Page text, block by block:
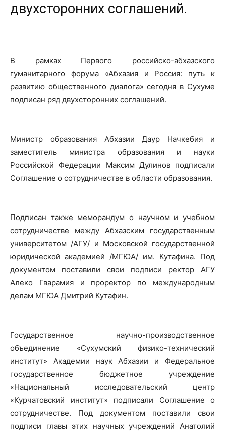
двухсторонних соглашений.
В рамках Первого российско-абхазского
гуманитарного форума «Абхазия и Россия: путь к
развитию общественного диалога» сегодня в Сухуме
подписан ряд двухсторонних соглашений.
Министр образования Абхазии Даур Начкебия и
заместитель министра образования и науки
Российской Федерации Максим Дулинов подписали
Соглашение о сотрудничестве в области образования.
Подписан также меморандум о научном и учебном
сотрудничестве между Абхазским государственным
университетом /АГУ/ и Московской государственной
юридической академией /МГЮА/ им. Кутафина. Под
документом поставили свои подписи ректор АГУ
Алеко Гварамия и проректор по международным
делам МГЮА Дмитрий Кутафин.
Государственное научно-производственное
объединение «Сухумский физико-технический
институт» Академии наук Абхазии и Федеральное
государственное бюджетное учреждение
«Национальный исследовательский центр
«Курчатовский институт» подписали Соглашение о
сотрудничестве. Под документом поставили свои
подписи главы этих научных учреждений Анатолий